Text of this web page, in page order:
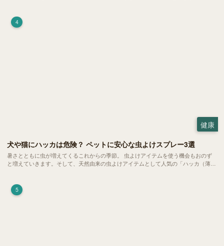
4
健康
犬や猫にハッカは危険？ ペットに安心な虫よけスプレー3選
暑さとともに虫が増えてくるこれからの季節。 虫よけアイテムを使う機会もおのず
と増えていきます。そして、天然由来の虫よけアイテムとして人気の「ハッカ（薄
5